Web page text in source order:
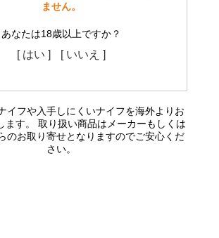
ません。
あなたは18歳以上ですか？
[ はい ] [ いいえ ]
イフや入手しにくいナイフを海外よりお
ます。 取り扱い商品はメーカーもしくは
のお取り寄せとなりますのでご安心くだ
さい。